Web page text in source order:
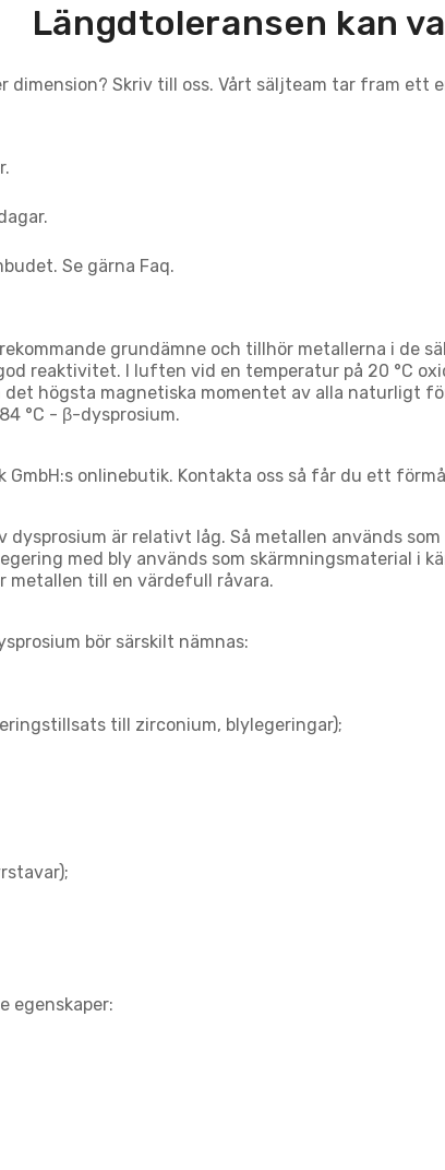
Längdtoleransen kan
dimension? Skriv till oss. Vårt säljteam tar fram
Se gärna Faq.
grundämne och tillhör metallerna i de
reaktivitet. I luften vid en temperatur på 20 °C
det högsta magnetiska momentet av alla naturligt
°C - β-dysprosium.
GmbH:s onlinebutik. Kontakta oss så får du ett
dysprosium är relativt låg. Så metallen används
med bly används som skärmningsmaterial i
metallen till en värdefull råvara.
bör särskilt nämnas:
till zirconium, blylegeringar);
egenskaper: